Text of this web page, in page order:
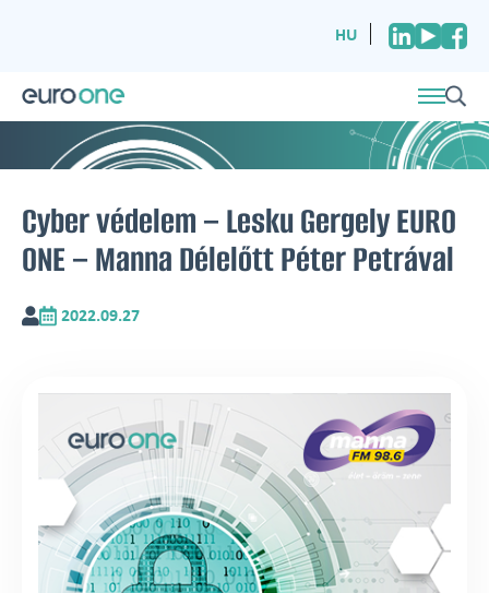
HU
Cyber védelem – Lesku Gergely EURO
ONE – Manna Délelőtt Péter Petrával
2022.09.27